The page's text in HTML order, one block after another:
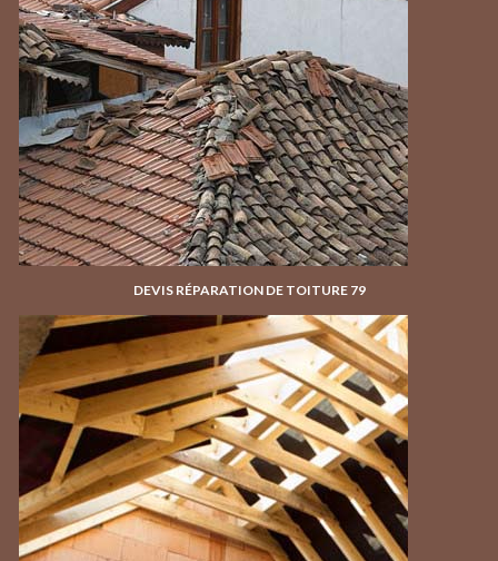
DEVIS RÉPARATION DE TOITURE 79